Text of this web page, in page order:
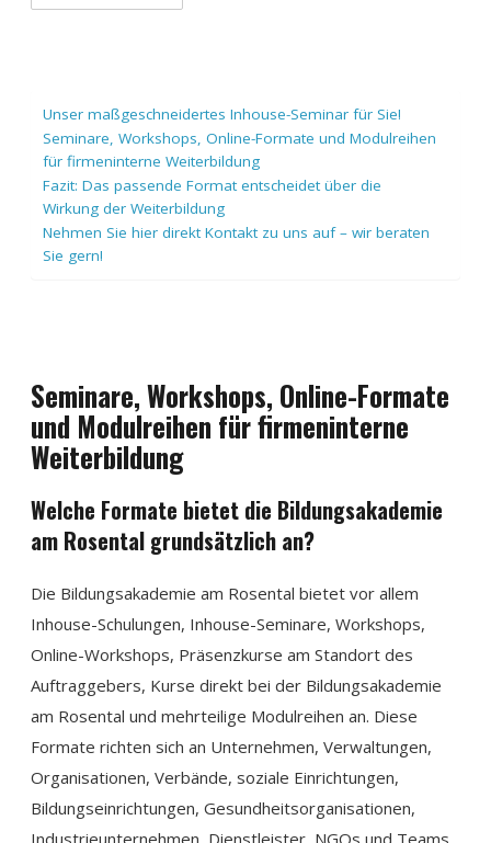
Unser maßgeschneidertes Inhouse-Seminar für Sie!
Seminare, Workshops, Online-Formate und Modulreihen
für firmeninterne Weiterbildung
Fazit: Das passende Format entscheidet über die
Wirkung der Weiterbildung
Nehmen Sie hier direkt Kontakt zu uns auf – wir beraten
Sie gern!
Seminare, Workshops, Online-Formate
und Modulreihen für firmeninterne
Weiterbildung
Welche Formate bietet die Bildungsakademie
am Rosental grundsätzlich an?
Die Bildungsakademie am Rosental bietet vor allem
Inhouse-Schulungen, Inhouse-Seminare, Workshops,
Online-Workshops, Präsenzkurse am Standort des
Auftraggebers, Kurse direkt bei der Bildungsakademie
am Rosental und mehrteilige Modulreihen an. Diese
Formate richten sich an Unternehmen, Verwaltungen,
Organisationen, Verbände, soziale Einrichtungen,
Bildungseinrichtungen, Gesundheitsorganisationen,